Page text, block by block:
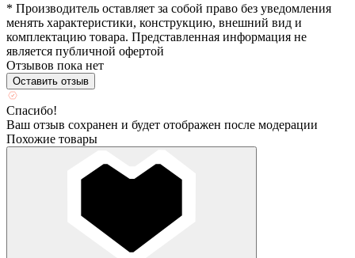
* Производитель оставляет за собой право без уведомления
менять характеристики, конструкцию, внешний вид и
комплектацию товара. Представленная информация не
является публичной офертой
Отзывов пока нет
Оставить отзыв
Спасибо!
Ваш отзыв сохранен и будет отображен после модерации
Похожие товары